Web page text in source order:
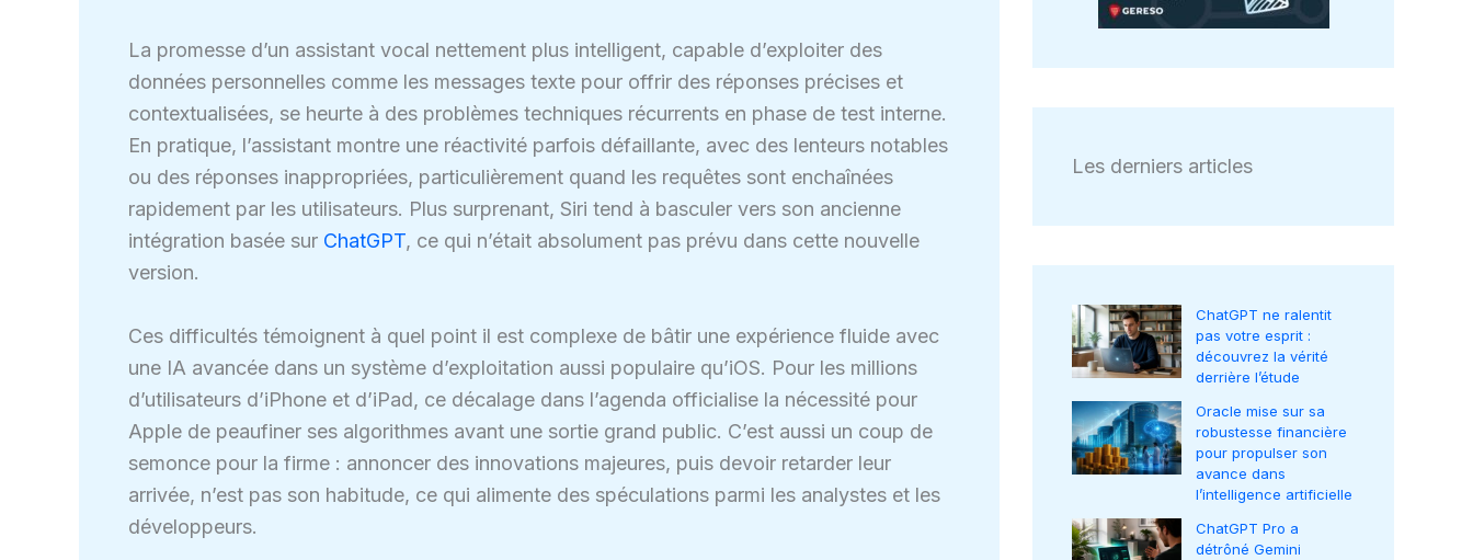
La promesse d’un assistant vocal nettement plus intelligent, capable d’exploiter des
données personnelles comme les messages texte pour offrir des réponses précises et
contextualisées, se heurte à des problèmes techniques récurrents en phase de test interne.
En pratique, l’assistant montre une réactivité parfois défaillante, avec des lenteurs notables
ou des réponses inappropriées, particulièrement quand les requêtes sont enchaînées
rapidement par les utilisateurs. Plus surprenant, Siri tend à basculer vers son ancienne
intégration basée sur ChatGPT, ce qui n’était absolument pas prévu dans cette nouvelle
version.
Ces difficultés témoignent à quel point il est complexe de bâtir une expérience fluide avec
une IA avancée dans un système d’exploitation aussi populaire qu’iOS. Pour les millions
d’utilisateurs d’iPhone et d’iPad, ce décalage dans l’agenda officialise la nécessité pour
Apple de peaufiner ses algorithmes avant une sortie grand public. C’est aussi un coup de
semonce pour la firme : annoncer des innovations majeures, puis devoir retarder leur
arrivée, n’est pas son habitude, ce qui alimente des spéculations parmi les analystes et les
développeurs.
Les derniers articles
ChatGPT ne ralentit
pas votre esprit :
découvrez la vérité
derrière l’étude
Oracle mise sur sa
robustesse financière
pour propulser son
avance dans
l’intelligence artificielle
ChatGPT Pro a
détrôné Gemini